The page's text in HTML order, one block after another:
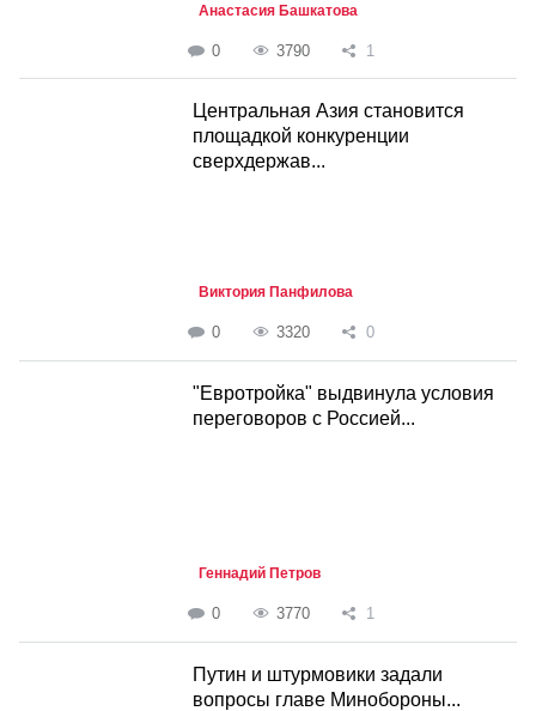
Анастасия Башкатова
0 3790 1
Центральная Азия становится
площадкой конкуренции
сверхдержав...
Виктория Панфилова
0 3320 0
"Евротройка" выдвинула условия
переговоров с Россией...
Геннадий Петров
0 3770 1
Путин и штурмовики задали
вопросы главе Минобороны...